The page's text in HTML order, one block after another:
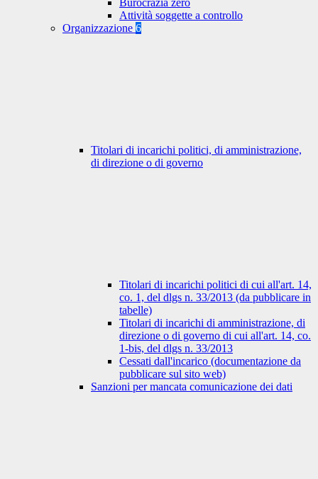
Burocrazia zero
Attività soggette a controllo
Organizzazione 6
Titolari di incarichi politici, di amministrazione,
di direzione o di governo
Titolari di incarichi politici di cui all'art. 14,
co. 1, del dlgs n. 33/2013 (da pubblicare in
tabelle)
Titolari di incarichi di amministrazione, di
direzione o di governo di cui all'art. 14, co.
1-bis, del dlgs n. 33/2013
Cessati dall'incarico (documentazione da
pubblicare sul sito web)
Sanzioni per mancata comunicazione dei dati